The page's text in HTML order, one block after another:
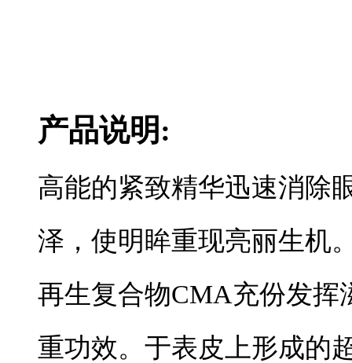
产品说明:
高能的紧致精华迅速消除
泽，使明眸重现亮丽生机
再生复合物CMA充份发挥
重功效。于表皮上形成的